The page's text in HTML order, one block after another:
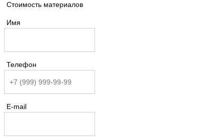
Стоимость материалов
Имя
Телефон
E-mail